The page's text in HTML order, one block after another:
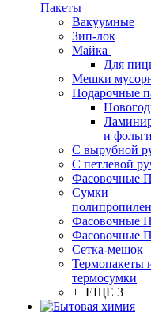
Пакеты
Вакуумные
Зип-лок
Майка
Для
Мешки
Подарочные
и
С вырубной
С петлевой
Фасовочные
Сумки
Фасовочные
Фасовочные
Сетка-мешок
Термопакеты
термосумки
+ ЕЩЕ 3